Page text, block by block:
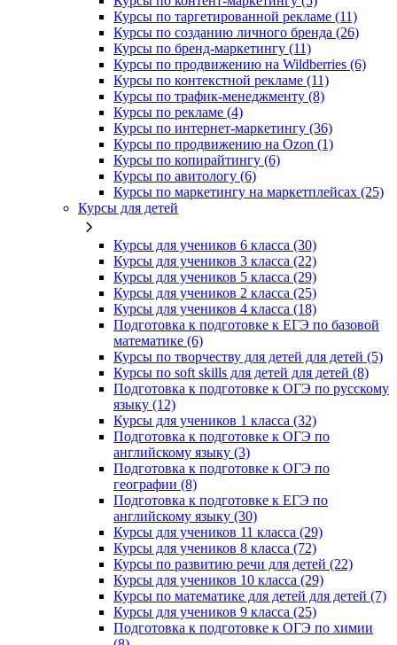
Курсы по таргетированной рекламе (11)
Курсы по созданию личного бренда (26)
Курсы по бренд-маркетингу (11)
Курсы по продвижению на Wildberries (6)
Курсы по контекстной рекламе (11)
Курсы по трафик-менеджменту (8)
Курсы по рекламе (4)
Курсы по интернет-маркетингу (36)
Курсы по продвижению на Ozon (1)
Курсы по копирайтингу (6)
Курсы по авитологу (6)
Курсы по маркетингу на маркетплейсах (25)
Курсы для детей
Курсы для учеников 6 класса (30)
Курсы для учеников 3 класса (22)
Курсы для учеников 5 класса (29)
Курсы для учеников 2 класса (25)
Курсы для учеников 4 класса (18)
Подготовка к подготовке к ЕГЭ по базовой
математике (6)
Курсы по творчеству для детей для детей (5)
Курсы по soft skills для детей для детей (8)
Подготовка к подготовке к ОГЭ по русскому
языку (12)
Курсы для учеников 1 класса (32)
Подготовка к подготовке к ОГЭ по
английскому языку (3)
Подготовка к подготовке к ОГЭ по
географии (8)
Подготовка к подготовке к ЕГЭ по
английскому языку (30)
Курсы для учеников 11 класса (29)
Курсы для учеников 8 класса (72)
Курсы по развитию речи для детей (22)
Курсы для учеников 10 класса (29)
Курсы по математике для детей для детей (7)
Курсы для учеников 9 класса (25)
Подготовка к подготовке к ОГЭ по химии